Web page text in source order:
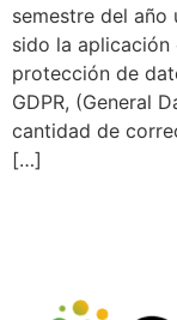
semestre del año
sido la
protección de
GDPR, (General
cantidad de
[…]